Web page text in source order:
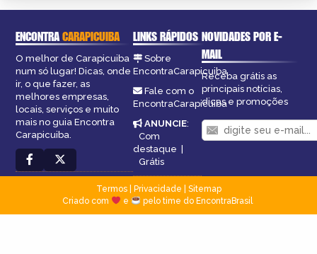
ENCONTRACARAPICUIBA
O melhor de Carapicuiba
num só lugar! Dicas, onde
ir, o que fazer, as
melhores empresas,
locais, serviços e muito
mais no guia Encontra
Carapicuiba.
LINKS RÁPIDOS
Sobre
EncontraCarapicuiba
Fale com o
EncontraCarapicuiba
ANUNCIE:
Com
destaque |
Grátis
NOVIDADES POR E-
MAIL
Receba grátis as
principais notícias,
dicas e promoções
Termos| Privacidade
Sitemap
Criado com
e pelo time do EncontraBrasil